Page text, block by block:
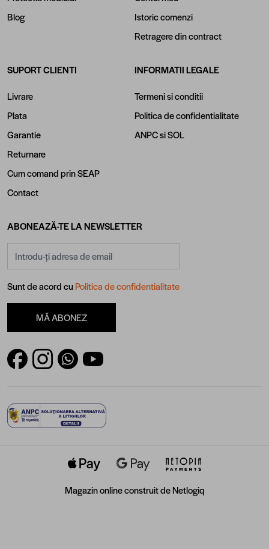
Blog
Istoric comenzi
Retragere din contract
SUPORT CLIENTI
Livrare
Plata
Garantie
Returnare
Cum comand prin SEAP
Contact
INFORMATII LEGALE
Termeni si conditii
Politica de confidentialitate
ANPCsiSOL
ABONEAZĂ-TE LA NEWSLETTER
Sunt de acord cuPolitica de confidentialitate
MĂ ABONEZ
Magazin online construit deNetlogiq